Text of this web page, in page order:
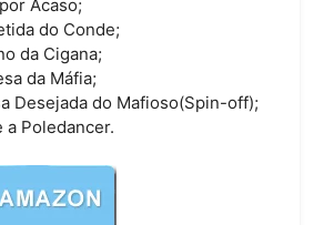
Acaso;
do Conde;
da Cigana;
da Máfia;
Desejada do Mafioso(Spin-off);
a Poledancer.